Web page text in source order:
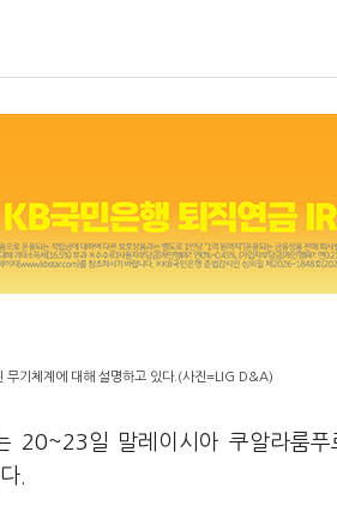
기체계에 대해 설명하고 있다.(사진=LIG D&A)
20~23일 말레이시아 쿠알라룸푸
.